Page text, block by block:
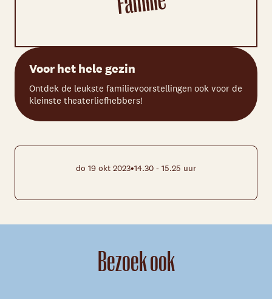
Voor het hele gezin
Ontdek de leukste familievoorstellingen ook voor de
kleinste theaterliefhebbers!
do 19 okt 2023•14.30 - 15.25 uur
Bezoek ook